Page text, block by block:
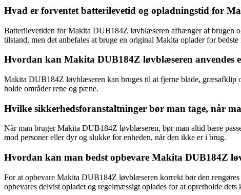
Hvad er forventet batterilevetid og opladningstid for
Batterilevetiden for Makita DUB184Z løvblæseren afhænger af brugen
tilstand, men det anbefales at bruge en original Makita oplader for bedste
Hvordan kan Makita DUB184Z løvblæseren anvendes
Makita DUB184Z løvblæseren kan bruges til at fjerne blade, græsafklip
holde områder rene og pæne.
Hvilke sikkerhedsforanstaltninger bør man tage, når
Når man bruger Makita DUB184Z løvblæseren, bør man altid bære
mod personer eller dyr og slukke for enheden, når den ikke er i brug.
Hvordan kan man bedst opbevare Makita DUB184Z
For at opbevare Makita DUB184Z løvblæseren korrekt bør den
opbevares delvist opladet og regelmæssigt oplades for at opretholde dets